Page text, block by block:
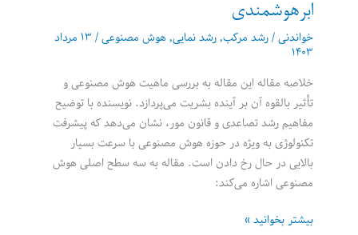
ابرهوشمندی
خواندنی/رشد مرکب,رشد نمایی,هوش مصنوعی/ ۱۳ مرداد
۱۴۰۳
خلاصه مقاله این مقاله به بررسی ماهیت هوش مصنوعی و
تأثیر بالقوه آن بر آینده بشریت می‌پردازد. نویسنده با توضیح
مفاهیم رشد تصاعدی و قانون مور، نشان می‌دهد که پیشرفت
تکنولوژی به ویژه در حوزه هوش مصنوعی با سرعت بسیار
بالایی در حال رخ دادن است. مقاله به سه سطح اصلی هوش
مصنوعی اشاره می‌کند:
انقلاب
بیشتر بخوانید »